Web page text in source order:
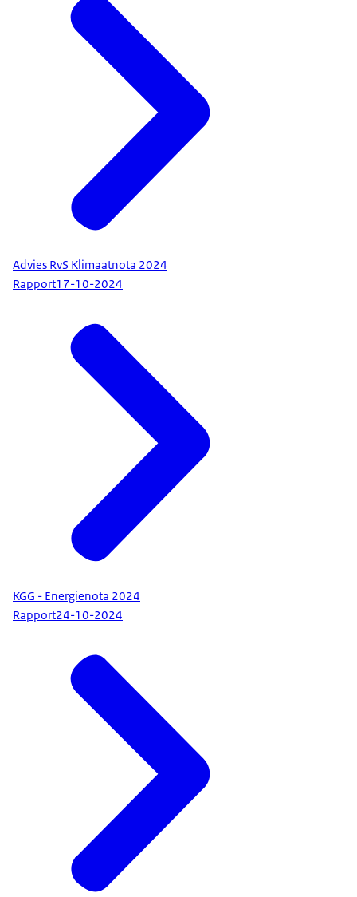
Advies RvS Klimaatnota 2024
Rapport17-10-2024
KGG - Energienota 2024
Rapport24-10-2024